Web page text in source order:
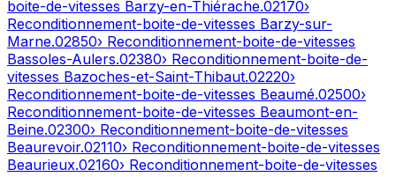
boite-de-vitesses Barzy-en-Thiérache.02170›
Reconditionnement-boite-de-vitesses Barzy-sur-
Marne.02850› Reconditionnement-boite-de-vitesses
Bassoles-Aulers.02380› Reconditionnement-boite-de-
vitesses Bazoches-et-Saint-Thibaut.02220›
Reconditionnement-boite-de-vitesses Beaumé.02500›
Reconditionnement-boite-de-vitesses Beaumont-en-
Beine.02300› Reconditionnement-boite-de-vitesses
Beaurevoir.02110› Reconditionnement-boite-de-vitesses
Beaurieux.02160› Reconditionnement-boite-de-vitesses